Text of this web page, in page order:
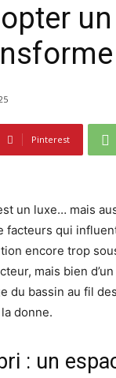
Pinterest
un luxe… mais
facteurs qui
encore trop
mais bien d’un
du bassin au fil
donne.
: un